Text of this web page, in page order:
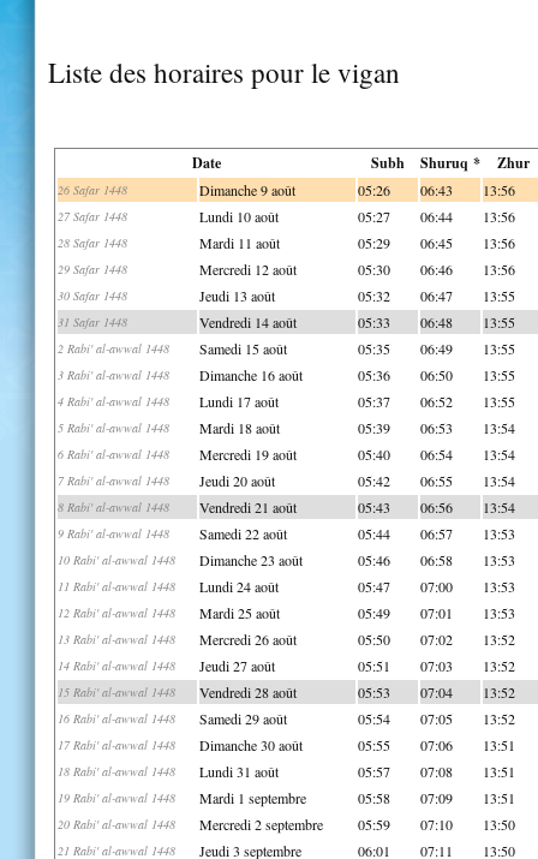
Liste des horaires pour le vigan
Date Subh Shuruq * Zhur
26 Safar 1448 Dimanche 9 août 05:26 06:43 13:56
27 Safar 1448 Lundi 10 août 05:27 06:44 13:56
28 Safar 1448 Mardi 11 août 05:29 06:45 13:56
29 Safar 1448 Mercredi 12 août 05:30 06:46 13:56
30 Safar 1448 Jeudi 13 août 05:32 06:47 13:55
31 Safar 1448 Vendredi 14 août 05:33 06:48 13:55
2 Rabi' al-awwal 1448 Samedi 15 août 05:35 06:49 13:55
3 Rabi' al-awwal 1448 Dimanche 16 août 05:36 06:50 13:55
4 Rabi' al-awwal 1448 Lundi 17 août 05:37 06:52 13:55
5 Rabi' al-awwal 1448 Mardi 18 août 05:39 06:53 13:54
6 Rabi' al-awwal 1448 Mercredi 19 août 05:40 06:54 13:54
7 Rabi' al-awwal 1448 Jeudi 20 août 05:42 06:55 13:54
8 Rabi' al-awwal 1448 Vendredi 21 août 05:43 06:56 13:54
9 Rabi' al-awwal 1448 Samedi 22 août 05:44 06:57 13:53
10 Rabi' al-awwal 1448 Dimanche 23 août 05:46 06:58 13:53
11 Rabi' al-awwal 1448 Lundi 24 août 05:47 07:00 13:53
12 Rabi' al-awwal 1448 Mardi 25 août 05:49 07:01 13:53
13 Rabi' al-awwal 1448 Mercredi 26 août 05:50 07:02 13:52
14 Rabi' al-awwal 1448 Jeudi 27 août 05:51 07:03 13:52
15 Rabi' al-awwal 1448 Vendredi 28 août 05:53 07:04 13:52
16 Rabi' al-awwal 1448 Samedi 29 août 05:54 07:05 13:52
17 Rabi' al-awwal 1448 Dimanche 30 août 05:55 07:06 13:51
18 Rabi' al-awwal 1448 Lundi 31 août 05:57 07:08 13:51
19 Rabi' al-awwal 1448 Mardi 1 septembre 05:58 07:09 13:51
20 Rabi' al-awwal 1448 Mercredi 2 septembre 05:59 07:10 13:50
21 Rabi' al-awwal 1448 Jeudi 3 septembre 06:01 07:11 13:50